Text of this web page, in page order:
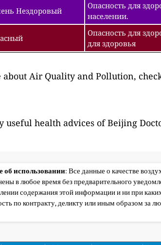
Нездоровый
Опасность для
населении.
Опасность для
для здоровья
about Air Quality and Pollution,
useful health advices of Beijing
об использовании: Все данные о качестве
в любое время без предварительного
содержания этой информации и ни при
по контракту, деликту или иным образом за